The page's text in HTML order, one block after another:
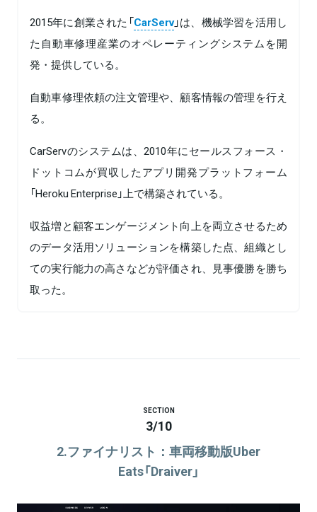
2015年に創業された「CarServ」は、機械学習を活用し
た自動車修理産業のオペレーティングシステムを開
発・提供している。
自動車修理依頼の注文管理や、顧客情報の管理を行え
る。
CarServのシステムは、2010年にセールスフォース・
ドットコムが買収したアプリ開発プラットフォーム
「Heroku Enterprise」上で構築されている。
収益増と顧客エンゲージメント向上を両立させるため
のデータ活用ソリューションを構築した点、組織とし
ての実行能力の高さなどが評価され、見事優勝を勝ち
取った。
SECTION
3/10
2.ファイナリスト：車両移動版Uber
Eats「Draiver」